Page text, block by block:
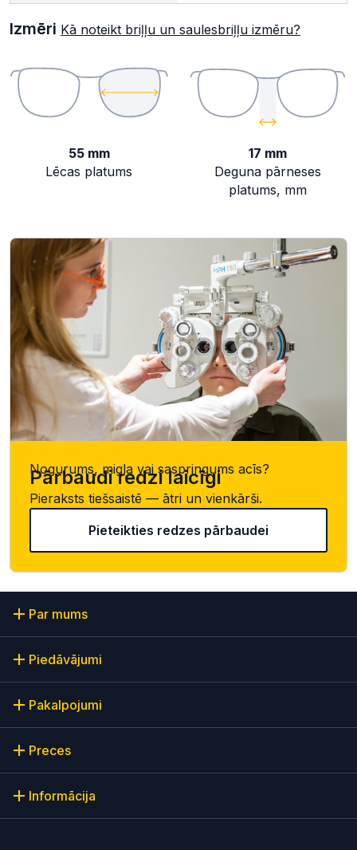
Izmēri Kā noteikt briļļu un saulesbriļļu izmēru?
55 mm
Lēcas platums
17 mm
Deguna pārneses
platums, mm
Nogurums, migla vai saspringums acīs?
Pārbaudi redzi laicīgi
Pieraksts tiešsaistē — ātri un vienkārši.
Pieteikties redzes pārbaudei
Par mums
Piedāvājumi
Pakalpojumi
Preces
Informācija